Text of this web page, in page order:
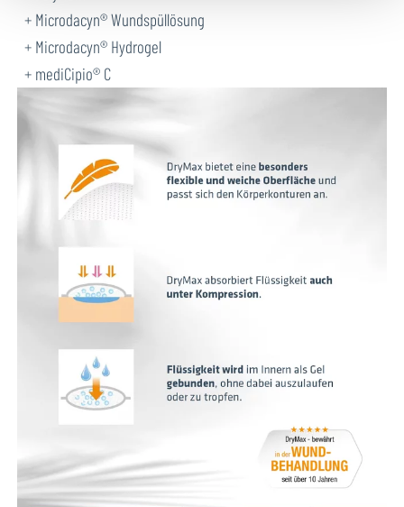
Microdacyn® Wundspüllösung
Microdacyn® Hydrogel
mediCipio® C